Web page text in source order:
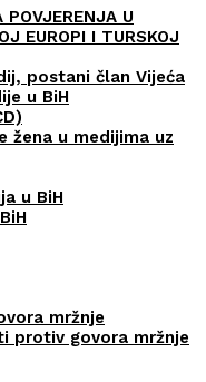
POVJERENJA U
EUROPI I TURSKOJ
postani član Vijeća
u BiH
žena u medijima uz
u BiH
mržnje
protiv govora mržnje